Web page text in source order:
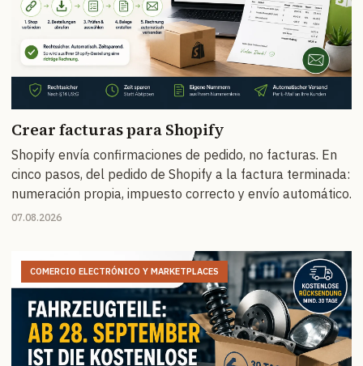
Crear facturas para Shopify
Shopify envía confirmaciones de pedido, no facturas. En
cinco pasos, del pedido de Shopify a la factura terminada:
numeración propia, impuesto correcto y envío automático.
07.08.2026
COMERCIO ELECTRÓNICO Y MARKETPLACES